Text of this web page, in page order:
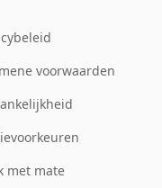
voorwaarden
met mate